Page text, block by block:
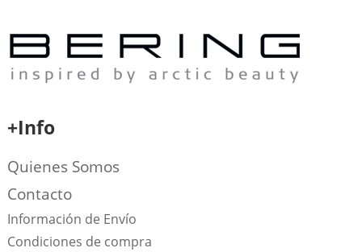
+Info
Quienes Somos
Contacto
Información de Envío
Condiciones de compra